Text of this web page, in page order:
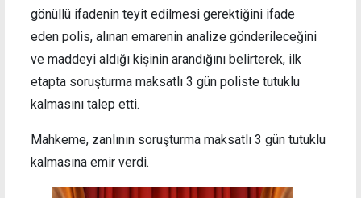
gönüllü ifadenin teyit edilmesi gerektiğini ifade
eden polis, alınan emarenin analize gönderileceğini
ve maddeyi aldığı kişinin arandığını belirterek, ilk
etapta soruşturma maksatlı 3 gün poliste tutuklu
kalmasını talep etti.
Mahkeme, zanlının soruşturma maksatlı 3 gün tutuklu
kalmasına emir verdi.